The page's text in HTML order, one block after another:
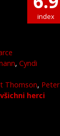
index
, Cyndi
Thomson, Peter
všichni herci